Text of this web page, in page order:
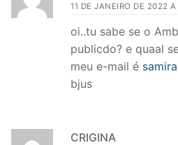
11 DE JANEIRO DE 2022
oi..tu sabe se o
publicdo? e quaal
meu e-mail é
bjus
CRIGINA